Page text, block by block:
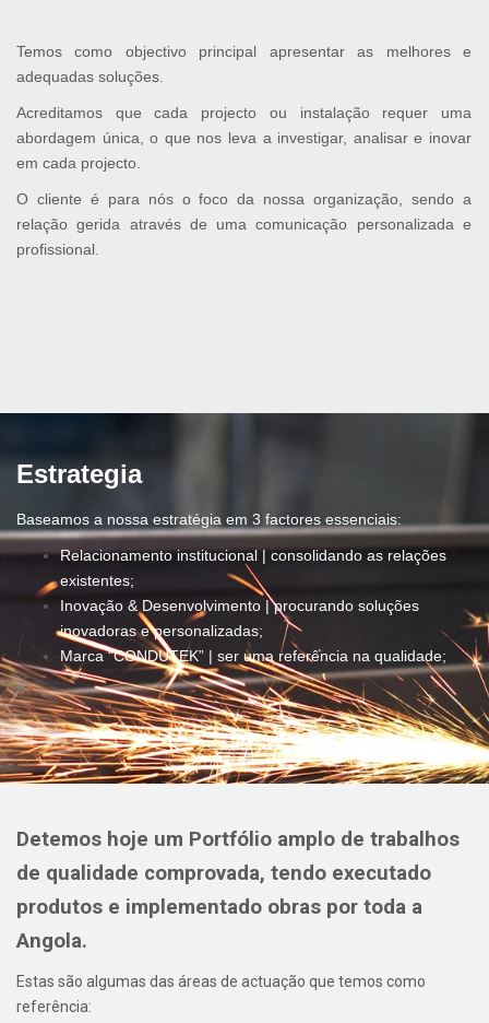
Temos como objectivo principal apresentar as melhores e
adequadas soluções.
Acreditamos que cada projecto ou instalação requer uma
abordagem única, o que nos leva a investigar, analisar e inovar
em cada projecto.
O cliente é para nós o foco da nossa organização, sendo a
relação gerida através de uma comunicação personalizada e
profissional.
Estrategia
Baseamos a nossa estratégia em 3 factores essenciais:
Relacionamento institucional | consolidando as relações
existentes;
Inovação & Desenvolvimento | procurando soluções
inovadoras e personalizadas;
Marca “CONDUTEK” | ser uma referência na qualidade;
Detemos hoje um Portfólio amplo de trabalhos
de qualidade comprovada, tendo executado
produtos e implementado obras por toda a
Angola.
Estas são algumas das áreas de actuação que temos como
referência: